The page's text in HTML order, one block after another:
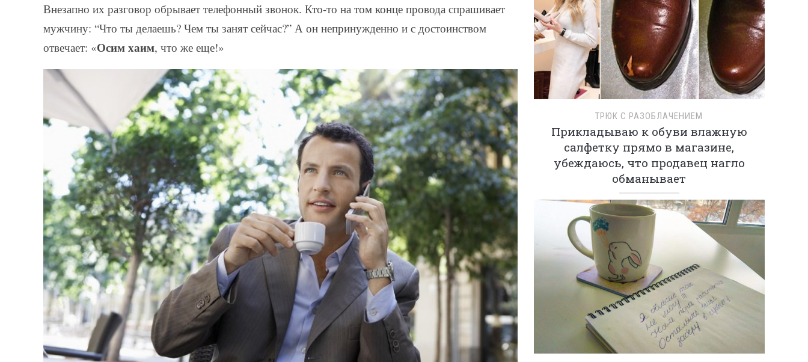
Внезапно их разговор обрывает телефонный звонок. Кто-то на том конце провода спрашивает
мужчину: “Что ты делаешь? Чем ты занят сейчас?” А он непринужденно и с достоинством
отвечает: «Осим хаим, что же еще!»
ТРЮК С РАЗОБЛАЧЕНИЕМ
Прикладываю к обуви влажную
салфетку прямо в магазине,
убеждаюсь, что продавец нагло
обманывает